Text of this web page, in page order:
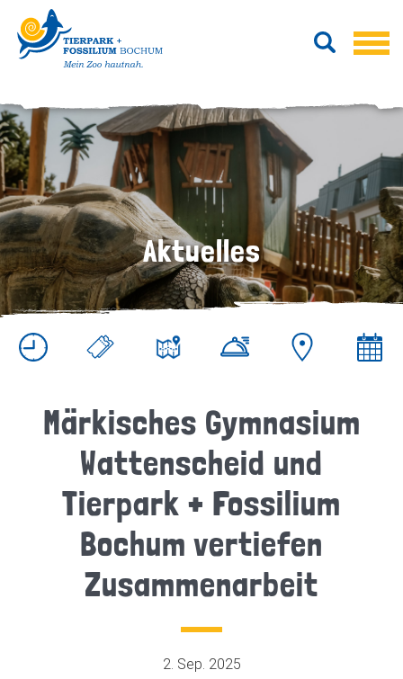
Aktuelles
Märkisches Gymnasium
Wattenscheid und
Tierpark + Fossilium
Bochum vertiefen
Zusammenarbeit
2. Sep. 2025